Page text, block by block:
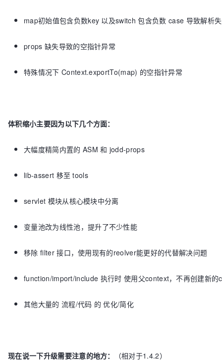
map初始值包含负数key 以及switch 包含负数 case 导致解析
props 缺失导致的空指针异常
特殊情况下 Context.exportTo(map) 的空指针异常
体积缩小主要因为以下几个方面：
大幅度精简内置的 ASM 和 jodd-props
lib-assert 移至 tools
servlet 模块从核心模块中分离
变量池改为线性池，提升了不少性能
移除 filter 接口，使用现有的reolver能更好的代替解决问题
function/import/include 执行时 使用父context，不再创建新的
其他大量的 流程/代码 的 优化/简化
现在说一下升级需要注意的地方： （相对于1.4.2）